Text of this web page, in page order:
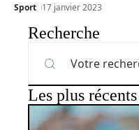
Sport 17 janvier 2023
Recherche
Les plus récents